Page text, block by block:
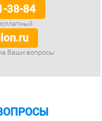
38-84
Ваши вопросы